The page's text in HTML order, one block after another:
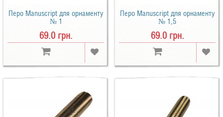
Перо Manuscript для орнаменту
№ 1
69.0 грн.
Перо Manuscript для орнаменту
№ 1,5
69.0 грн.